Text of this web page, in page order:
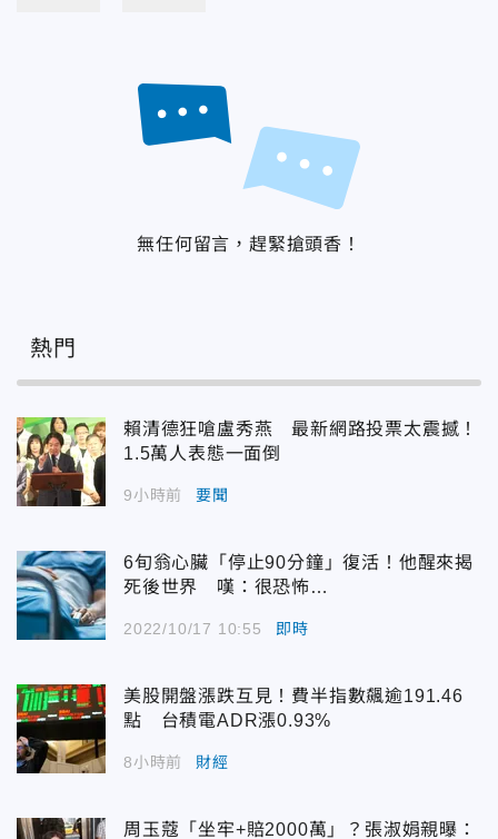
無任何留言，趕緊搶頭香！
熱門
賴清德狂嗆盧秀燕 最新網路投票太震撼！
1.5萬人表態一面倒
9小時前 要聞
6旬翁心臟「停止90分鐘」復活！他醒來揭
死後世界 嘆：很恐怖…
2022/10/17 10:55 即時
美股開盤漲跌互見！費半指數飆逾191.46
點 台積電ADR漲0.93%
8小時前 財經
周玉蔻「坐牢+賠2000萬」？張淑娟親曝：